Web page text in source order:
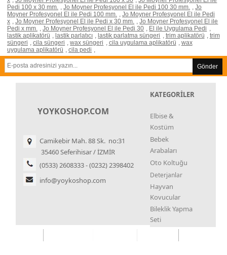
Pedi 100 x 30 mm. , Jo Moyner Profesyonel El ile Pedi 100 30 mm. , Jo
Moyner Profesyonel El ile Pedi 100 mm. , Jo Moyner Profesyonel El ile Pedi
x , Jo Moyner Profesyonel El ile Pedi x 30 mm. , Jo Moyner Profesyonel El ile
Pedi x mm. , Jo Moyner Profesyonel El ile Pedi 30 , El ile Uygulama Pedi ,
lastik aplikatörü , lastik parlatıcı , lastik parlatma süngeri , trim aplikatörü , trim
süngeri , cila süngeri , wax süngeri , cila uygulama aplikatörü , wax
uygulama aplikatörü , cila pedi ,
Gönder
YOYKOSHOP.COM
Camikebir Mah. 88 Sk. no:31
35460 Seferihisar / İZMİR
(0533) 2608333 - (0232) 2398402
info@yoykoshop.com
KATEGORİLER
Elbise &
Kostüm
Bebek
Arabaları
Oto Koltuğu
Deterjanlar
Hayvan
Kovucular
Bileklik Yapma
Seti
Kupa Çekme